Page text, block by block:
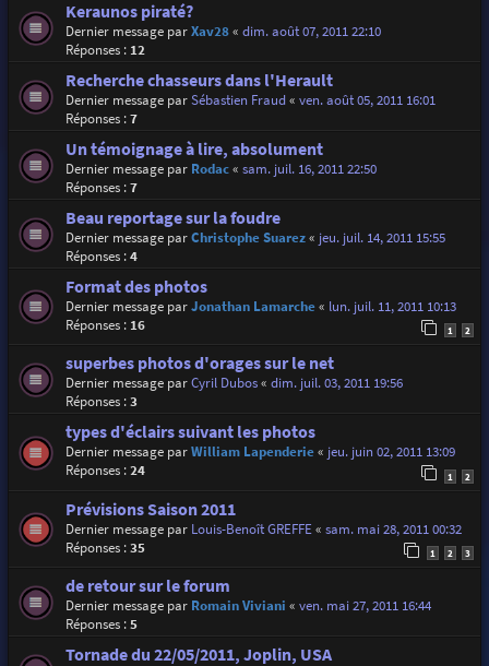
Keraunos piraté?
Dernier message parXav28« dim. août 07, 2011 22:10
Réponses : 12
Recherche chasseurs dans l'Herault
Dernier message parSébastien Fraud« ven. août 05, 2011 16:01
Réponses :7
Un témoignage à lire, absolument
Dernier message par Rodac« sam. juil. 16, 2011 22:50
Réponses :7
Beau reportage sur la foudre
Dernier message parChristophe Suarez« jeu. juil. 14, 2011 15:55
Réponses :4
Format des photos
Dernier message parJonathan Lamarche« lun. juil. 11, 2011 10:13
Réponses : 16 1 2
superbes photos d'orages sur le net
Dernier message parCyril Dubos« dim. juil. 03, 2011 19:56
Réponses :3
types d'éclairs suivant les photos
Dernier message parWilliam Lapenderie« jeu. juin 02, 2011 13:09
Réponses :24 1 2
Prévisions Saison 2011
Dernier message par Louis-Benoît GREFFE« sam. mai 28, 2011 00:32
Réponses :35 1 2 3
de retour sur le forum
Dernier message par Romain Viviani « ven. mai 27, 2011 16:44
Réponses :5
Tornade du 22/05/2011, Joplin, USA